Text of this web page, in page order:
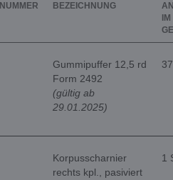
BEZEICHNUNG
IM
Gummipuffer 12,5 rd
Form 2492
(gültig ab
29.01.2025)
Korpusscharnier
rechts kpl., pasiviert
1